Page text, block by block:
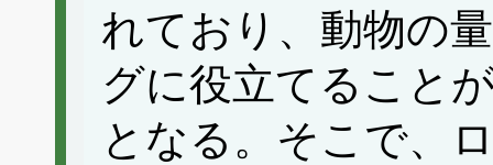
れており、動物の
グに役立てること
となる。そこで、